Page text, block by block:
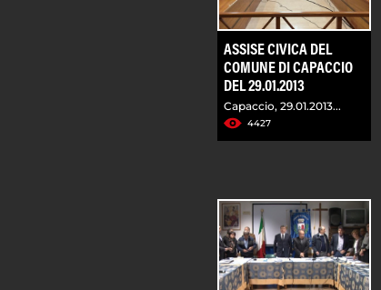
ASSISE CIVICA DEL
COMUNE DI CAPACCIO
DEL 29.01.2013
Capaccio, 29.01.2013...
4427